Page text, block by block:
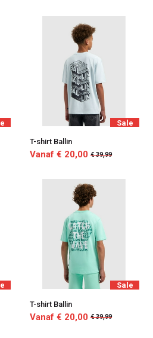
Sale
T-shirt Ballin
Vanaf € 20,00 € 39,99
Sale
T-shirt Ballin
Vanaf € 20,00 € 39,99